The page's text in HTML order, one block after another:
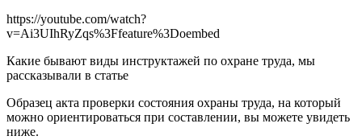
https://youtube.com/watch?
v=Ai3UIhRyZqs%3Ffeature%3Doembed
Какие бывают виды инструктажей по охране труда, мы
рассказывали в статье
Образец акта проверки состояния охраны труда, на который
можно ориентироваться при составлении, вы можете увидеть
ниже.